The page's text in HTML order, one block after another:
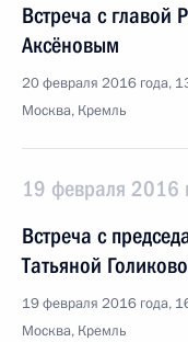
Встреча с главой
Аксёновым
20 февраля 2016 года,
Москва, Кремль
19 февраля 2016
Встреча с
Татьяной
19 февраля 2016 года,
Москва, Кремль